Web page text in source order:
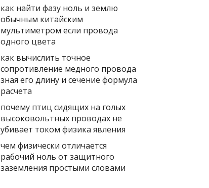
как найти фазу ноль и землю
обычным китайским
мультиметром если провода
одного цвета
как вычислить точное
сопротивление медного провода
зная его длину и сечение формула
расчета
почему птиц сидящих на голых
высоковольтных проводах не
убивает током физика явления
чем физически отличается
рабочий ноль от защитного
заземления простыми словами